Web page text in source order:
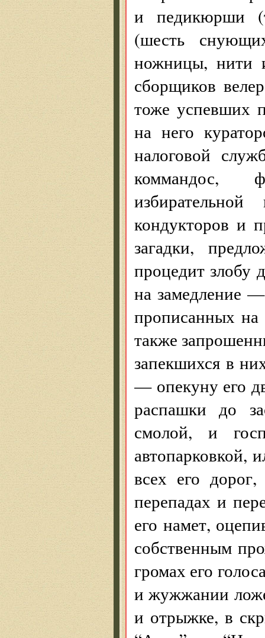
и педикюрши
(шесть
ножницы,
сборщиков
тоже успевших
на него
налоговой
коммандос,
кондукторов и
загадки,
процедит злобу
на замедление
прописанных
также
запекшихся в
— опекуну его
распашки до
смолой, и
автопарковкой,
всех его
перепадах и
его намет,
собственным
громах его
и жужжании
и отрыжке, в